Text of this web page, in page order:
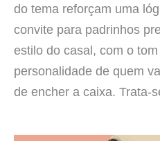
do tema reforçam uma
convite para padrinhos
estilo do casal, com o
personalidade de quem
de encher a caixa. Trata-